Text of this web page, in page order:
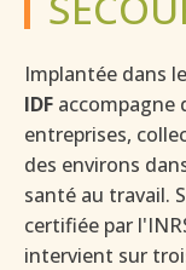
Implantée dans
IDF accompagne
entreprises,
des environs
santé au travail.
certifiée par
intervient sur